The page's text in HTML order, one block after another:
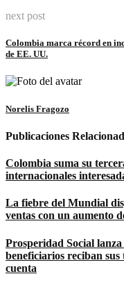
next post
Colombia marca récord en
de EE. UU.
Norelis Fragozo
Publicaciones
Colombia suma su
internacionales
La fiebre del Mundial
ventas con un aumento
Prosperidad Social
beneficiarios reciban
cuenta